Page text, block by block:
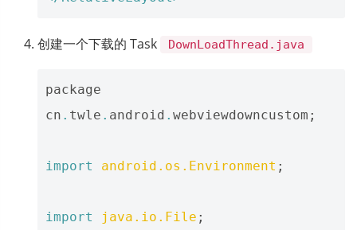
创建一个下载的 Task DownLoadThread.java
package
cn . twle . android . webviewdowncustom ;
import android.os.Environment ;
import java.io.File ;